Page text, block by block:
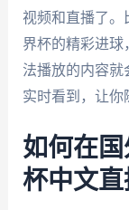
视频和直播了。
界杯的精彩进球
法播放的内容就
实时看到，让你
如何在
杯中文直